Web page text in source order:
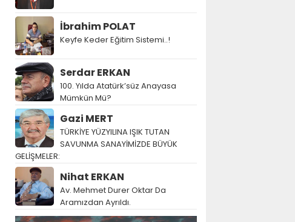
İbrahim POLAT
Keyfe Keder Eğitim Sistemi..!
Serdar ERKAN
100. Yılda Atatürk’süz Anayasa
Mümkün Mü?
Gazi MERT
TÜRKİYE YÜZYILINA IŞIK TUTAN
SAVUNMA SANAYİMİZDE BÜYÜK
GELİŞMELER:
Nihat ERKAN
Av. Mehmet Durer Oktar Da
Aramızdan Ayrıldı.